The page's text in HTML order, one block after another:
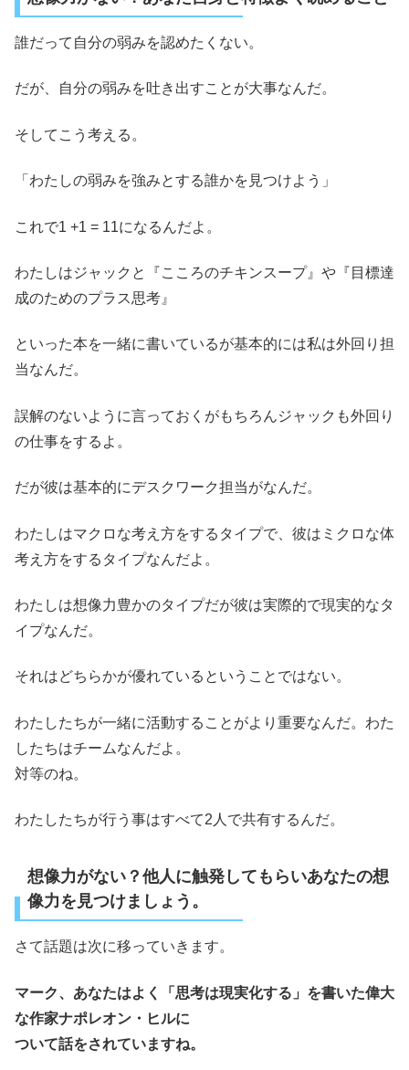
誰だって自分の弱みを認めたくない。
だが、自分の弱みを吐き出すことが大事なんだ。
そしてこう考える。
「わたしの弱みを強みとする誰かを見つけよう」
これで1 +1 = 11になるんだよ。
わたしはジャックと『こころのチキンスープ』や『目標達
成のためのプラス思考』
といった本を一緒に書いているが基本的には私は外回り担
当なんだ。
誤解のないように言っておくがもちろんジャックも外回り
の仕事をするよ。
だが彼は基本的にデスクワーク担当がなんだ。
わたしはマクロな考え方をするタイプで、彼はミクロな体
考え方をするタイプなんだよ。
わたしは想像力豊かのタイプだが彼は実際的で現実的なタ
イプなんだ。
それはどちらかが優れているということではない。
わたしたちが一緒に活動することがより重要なんだ。わた
したちはチームなんだよ。
対等のね。
わたしたちが行う事はすべて2人で共有するんだ。
想像力がない？他人に触発してもらいあなたの想
像力を見つけましょう。
さて話題は次に移っていきます。
マーク、あなたはよく「思考は現実化する」を書いた偉大
な作家ナポレオン・ヒルに
ついて話をされていますね。